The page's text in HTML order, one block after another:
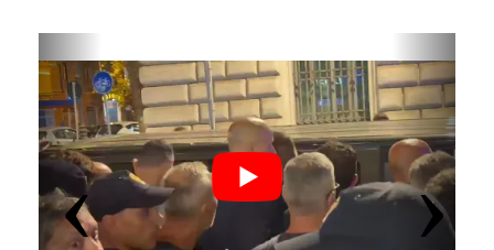
r
e
v
i
o
u
e
x
t